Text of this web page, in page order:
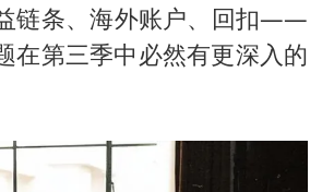
链条、海外账户、回扣——
在第三季中必然有更深入的